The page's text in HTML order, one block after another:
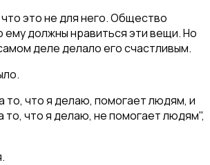
это не для него. Общество
ему должны нравиться эти вещи. Но
деле делало его счастливым.
то, что я делаю, помогает людям, и
то, что я делаю, не помогает людям",